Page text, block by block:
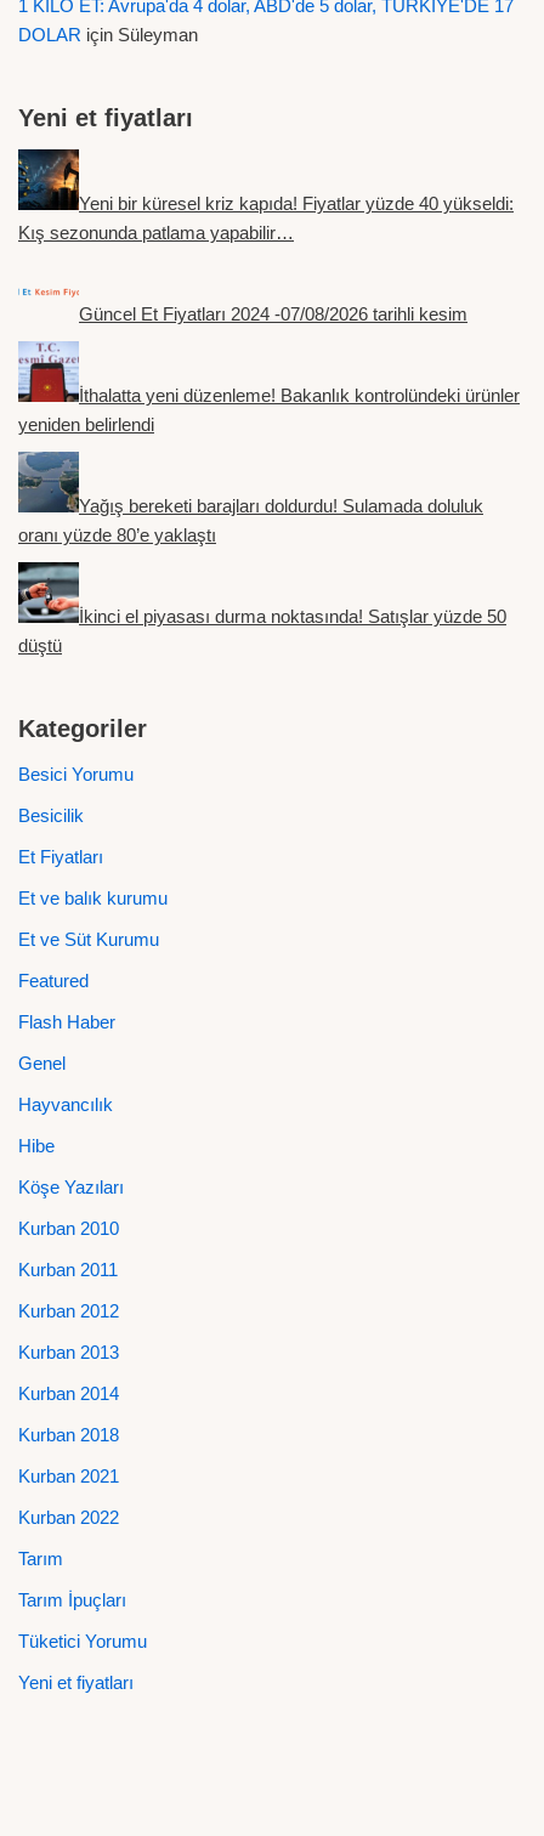
1 KİLO ET: Avrupa'da 4 dolar, ABD'de 5 dolar, TÜRKİYE'DE 17
DOLAR için Süleyman
Yeni et fiyatları
Yeni bir küresel kriz kapıda! Fiyatlar yüzde 40 yükseldi:
Kış sezonunda patlama yapabilir…
Güncel Et Fiyatları 2024 -07/08/2026 tarihli kesim
İthalatta yeni düzenleme! Bakanlık kontrolündeki ürünler
yeniden belirlendi
Yağış bereketi barajları doldurdu! Sulamada doluluk
oranı yüzde 80’e yaklaştı
İkinci el piyasası durma noktasında! Satışlar yüzde 50
düştü
Kategoriler
Besici Yorumu
Besicilik
Et Fiyatları
Et ve balık kurumu
Et ve Süt Kurumu
Featured
Flash Haber
Genel
Hayvancılık
Hibe
Köşe Yazıları
Kurban 2010
Kurban 2011
Kurban 2012
Kurban 2013
Kurban 2014
Kurban 2018
Kurban 2021
Kurban 2022
Tarım
Tarım İpuçları
Tüketici Yorumu
Yeni et fiyatları